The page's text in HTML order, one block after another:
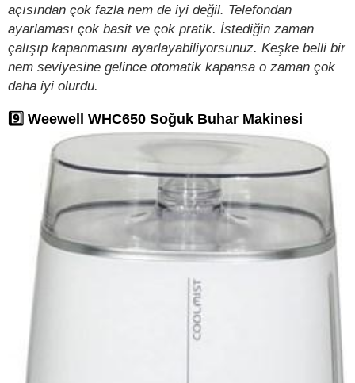
açısından çok fazla nem de iyi değil. Telefondan
ayarlaması çok basit ve çok pratik. İstediğin zaman
çalışıp kapanmasını ayarlayabiliyorsunuz. Keşke belli bir
nem seviyesine gelince otomatik kapansa o zaman çok
daha iyi olurdu.
9️⃣ Weewell WHC650 Soğuk Buhar Makinesi